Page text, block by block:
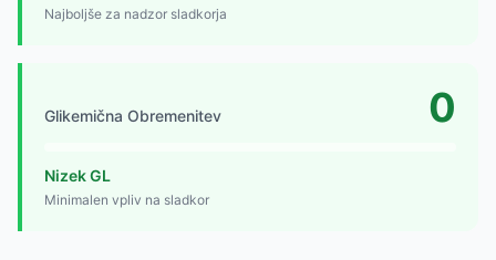
Najboljše za nadzor sladkorja
Glikemična Obremenitev 0
Nizek GL
Minimalen vpliv na sladkor